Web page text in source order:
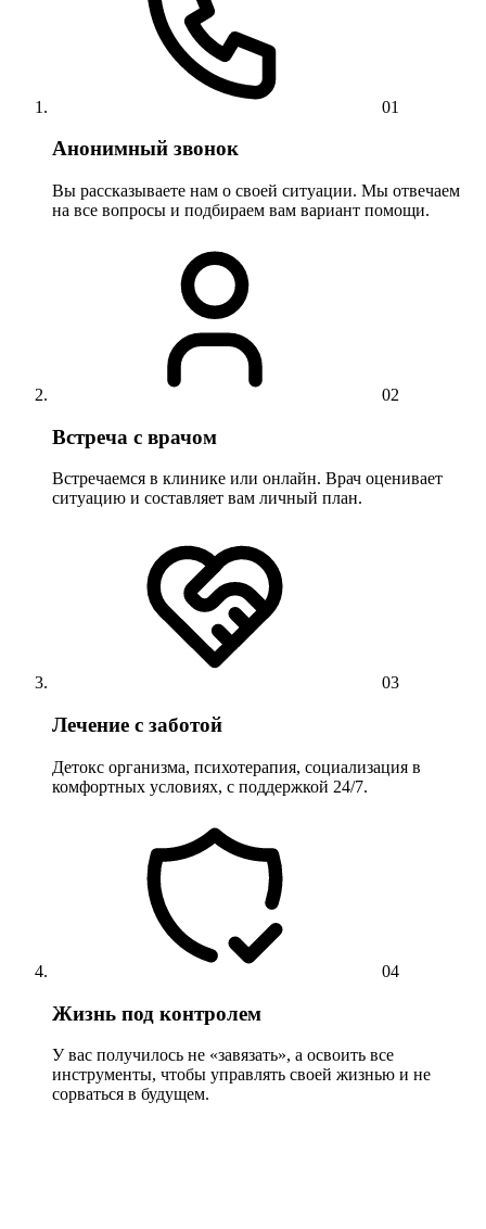
01
Анонимный звонок
Вы рассказываете нам о своей ситуации. Мы отвечаем
на все вопросы и подбираем вам вариант помощи.
02
Встреча с врачом
Встречаемся в клинике или онлайн. Врач оценивает
ситуацию и составляет вам личный план.
03
Лечение с заботой
Детокс организма, психотерапия, социализация в
комфортных условиях, с поддержкой 24/7.
04
Жизнь под контролем
У вас получилось не «завязать», а освоить все
инструменты, чтобы управлять своей жизнью и не
сорваться в будущем.